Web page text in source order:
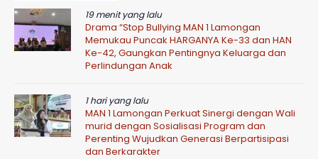
19 menit yang lalu
Drama “Stop Bullying MAN 1 Lamongan
Memukau Puncak HARGANYA Ke-33 dan HAN
Ke-42, Gaungkan Pentingnya Keluarga dan
Perlindungan Anak
1 hari yang lalu
MAN 1 Lamongan Perkuat Sinergi dengan Wali
murid dengan Sosialisasi Program dan
Perenting Wujudkan Generasi Berpartisipasi
dan Berkarakter